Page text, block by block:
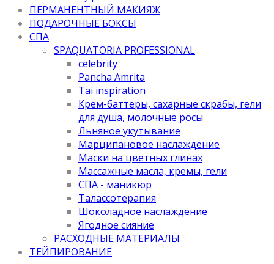
ПЕРМАНЕНТНЫЙ МАКИЯЖ
ПОДАРОЧНЫЕ БОКСЫ
СПА
SPAQUATORIA PROFESSIONAL
celebrity
Pancha Amrita
Tai inspiration
Крем-баттеры, сахарные скрабы, гели
для душа, молочные росы
Льняное укутывание
Марципановое наслаждение
Маски на цветных глинах
Массажные масла, кремы, гели
СПА - маникюр
Талассотерапия
Шоколадное наслаждение
Ягодное сияние
РАСХОДНЫЕ МАТЕРИАЛЫ
ТЕЙПИРОВАНИЕ